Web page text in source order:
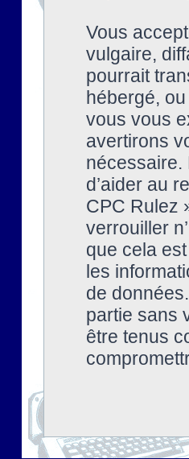
Vous
vulgaire,
pourrait
hébergé,
vous vous
avertirons
nécessaire.
d’aider au
CPC Rulez
verrouiller
que cela
les
de
partie sans
être tenus